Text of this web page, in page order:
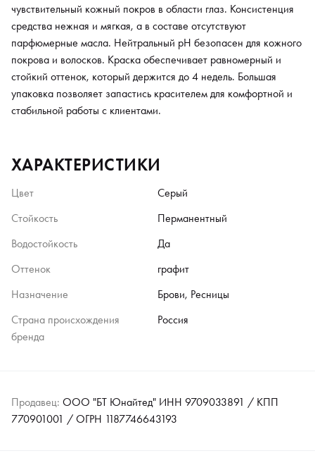
чувствительный кожный покров в области глаз. Консистенция
средства нежная и мягкая, а в составе отсутствуют
парфюмерные масла. Нейтральный рН безопасен для кожного
покрова и волосков. Краска обеспечивает равномерный и
стойкий оттенок, который держится до 4 недель. Большая
упаковка позволяет запастись красителем для комфортной и
стабильной работы с клиентами.
ХАРАКТЕРИСТИКИ
Цвет
Серый
Стойкость
Перманентный
Водостойкость
Да
Оттенок
графит
Назначение
Брови, Ресницы
Страна происхождения
бренда
Россия
Продавец: ООО "БТ Юнайтед" ИНН 9709033891 / КПП
770901001 / ОГРН 1187746643193